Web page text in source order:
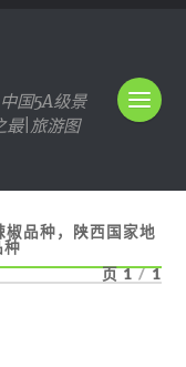
国5A级景
最|旅游图
品种，陕西国家地
种
页 1 / 1